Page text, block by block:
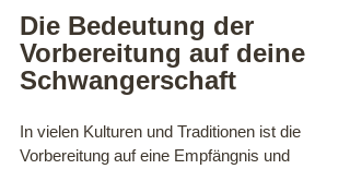
Die Bedeutung der
Vorbereitung auf deine
Schwangerschaft
In vielen Kulturen und Traditionen ist die
Vorbereitung auf eine Empfängnis und